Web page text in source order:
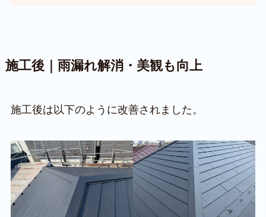
施工後｜雨漏れ解消・美観も向上
施工後は以下のように改善されました。